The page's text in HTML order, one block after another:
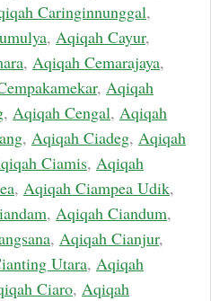
Caringinnunggal,
, Aqiqah Cayur,
, Aqiqah Cemarajaya,
, Aqiqah
, Aqiqah Cengal, Aqiqah
, Aqiqah Ciadeg, Aqiqah
Ciamis, Aqiqah
, Aqiqah Ciampea Udik,
, Aqiqah Ciandum,
, Aqiqah Cianjur,
Utara, Aqiqah
Ciaro, Aqiqah